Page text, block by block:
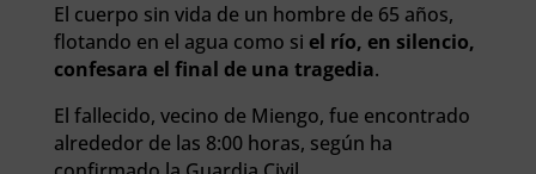
El cuerpo sin vida de un hombre de 65 años,
flotando en el agua como si el río, en silencio,
confesara el final de una tragedia.
El fallecido, vecino de Miengo, fue encontrado
alrededor de las 8:00 horas, según ha